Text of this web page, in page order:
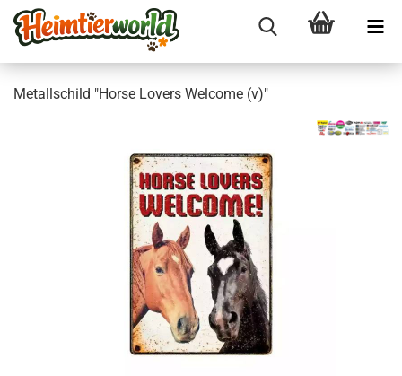
Me­tall­schild "Horse Lo­vers Wel­co­me (v)"